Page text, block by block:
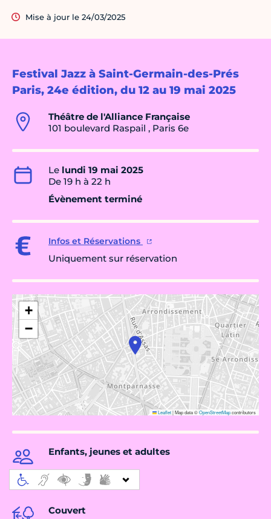
Festival Jazz à Saint-Germain-des-Prés
Paris, 24e édition, du 12 au 19 mai 2025
Théâtre de l'Alliance Française
101 boulevard Raspail , Paris 6e
Le lundi 19 mai 2025
De 19 h à 22 h
Évènement terminé
Infos et Réservations
Uniquement sur réservation
+
−
Leaflet|Map data ©OpenStreetMapcontributors
Enfants, jeunes et adultes
Couvert
Mise à jour le 24/03/2025